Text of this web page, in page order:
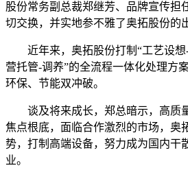
股份常务副总裁郑继芳、品牌宣传担
切交换，并实地参不雅了奥拓股份的
近年来，奥拓股份打制“工艺设想-
营托管-调养”的全流程一体化处理方
环保、节能双冲破。
谈及将来成长，郑总暗示，高质
焦点根底，面临合作激烈的市场，奥
势，打制高端设备，努力成为国内干
业。